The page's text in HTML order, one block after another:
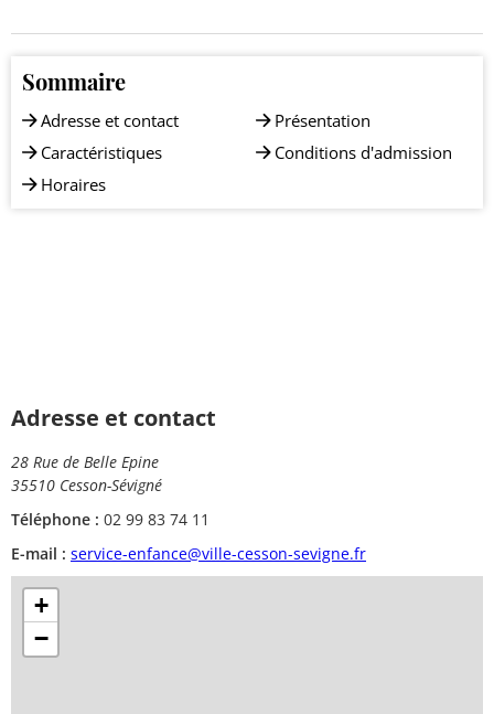
Sommaire
Adresse et contact
Caractéristiques
Horaires
Présentation
Conditions d'admission
Adresse et contact
28 Rue de Belle Epine
35510 Cesson-Sévigné
Téléphone : 02 99 83 74 11
E-mail : service-enfance@ville-cesson-sevigne.fr
+
−